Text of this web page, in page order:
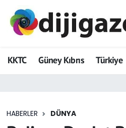
KKTC Güney Kıbrıs Türkiye
HABERLER DÜNYA
ADVERTORIAL
Dijigazete
Eğitim
Hava Durumu
Trafik Durumu
Tüm Manşetler